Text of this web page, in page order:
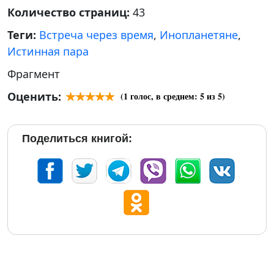
Количество страниц: 43
Теги: Встреча через время, Инопланетяне,
Истинная пара
Фрагмент
Оценить:
(1 голос, в среднем: 5из 5)
Поделиться книгой: